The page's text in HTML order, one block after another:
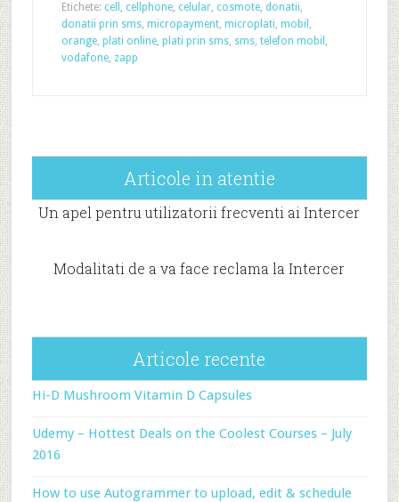
Etichete: cell , cellphone, celular, cosmote, donatii,
donatii prin sms, micropayment, microplati, mobil ,
orange, plati online, plati prin sms, sms, telefon mobil ,
vodafone, zapp
Articole in atentie
Un apel pentru utilizatorii frecventi ai Intercer
Modalitati de a va face reclama la Intercer
Articole recente
Hi-D Mushroom Vitamin D Capsules
Udemy – Hottest Deals on the Coolest Courses – July
2016
How to use Autogrammer to upload, edit & schedule